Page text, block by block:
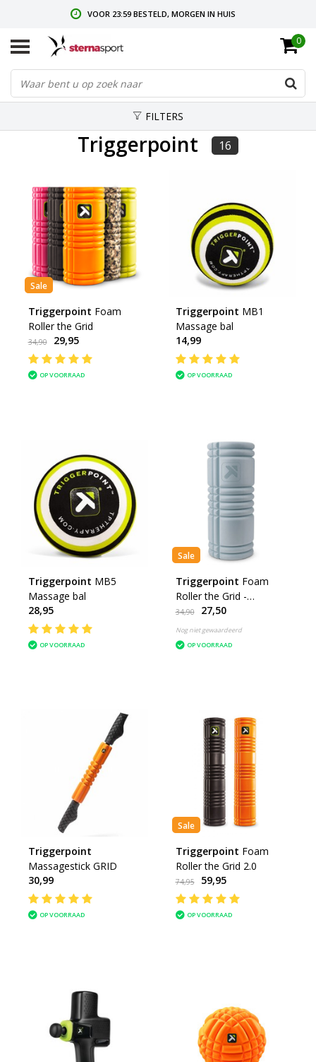
VOOR 23:59 BESTELD, MORGEN IN HUIS
GRATIS RETOURNEREN & RUILEN
0
FILTERS
Triggerpoint 16
Sale
Triggerpoint Foam
Roller the Grid
34,90 29,95
OP VOORRAAD
Triggerpoint MB1
Massage bal
14,99
OP VOORRAAD
Triggerpoint MB5
Massage bal
28,95
OP VOORRAAD
Sale
Triggerpoint Foam
Roller the Grid -
Recycled
34,90 27,50
Nog niet gewaardeerd
OP VOORRAAD
Triggerpoint
Massagestick GRID
30,99
OP VOORRAAD
Sale
Triggerpoint Foam
Roller the Grid 2.0
74,95 59,95
OP VOORRAAD